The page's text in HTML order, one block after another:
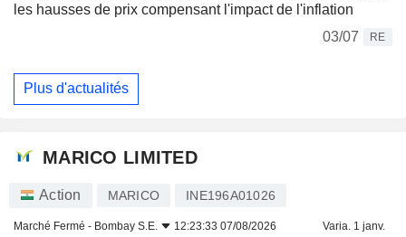
les hausses de prix compensant l'impact de l'inflation
03/07
RE
Plus d'actualités
MARICO LIMITED
Action MARICO INE196A01026
Marché Fermé - Bombay S.E. 12:23:33 07/08/2026 Varia. 1 janv.